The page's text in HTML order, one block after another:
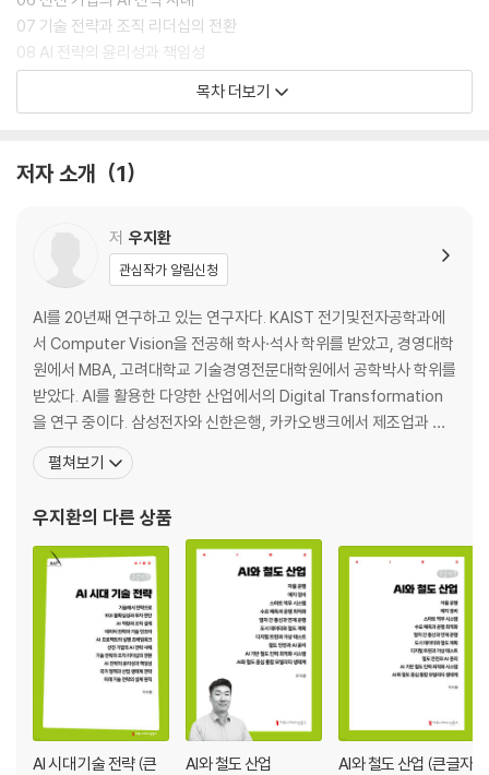
07 기술 전략과 조직 리더십의 전환
08 AI 전략의 윤리성과 책임성
09 국가 정책과 산업 생태계 전략
목차 더보기
저자 소개 1
저 우지환
관심작가 알림신청
AI를 20년째 연구하고 있는 연구자다. KAIST 전기및전자공학과에
서 Computer Vision을 전공해 학사·석사 학위를 받았고, 경영대학
원에서 MBA, 고려대학교 기술경영전문대학원에서 공학박사 학위를
받았다. AI를 활용한 다양한 산업에서의 Digital Transformation
을 연구 중이다. 삼성전자와 신한은행, 카카오뱅크에서 제조업과 금
융 산업에 필요한 AI를 연구했고, 고려대학교와 KAIST 경영대학원
에서 겸임교수를 지냈다. 또한 카네기멜런대학교 로봇연구소에 방문
분과 전문위원으로 활동하고 있다.
펼쳐보기
우지환의 다른 상품
AI 시대 기술 전략 (큰
AI와 철도 산업
AI와 철도 산업 (큰글자